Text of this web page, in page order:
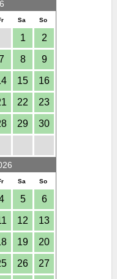
Sa So
1 2
8 9
15 16
22 23
29 30
Sa So
5 6
12 13
19 20
26 27